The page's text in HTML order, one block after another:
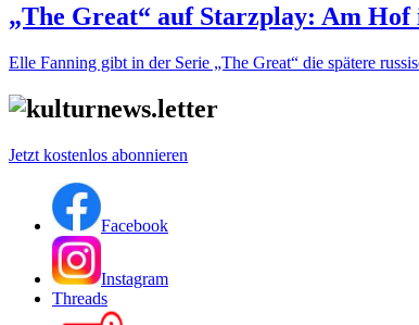
„The Great“ auf Starzplay: Am Hof
Elle Fanning gibt in der Serie „The Great“ die spätere
Jetzt kostenlos abonnieren
Facebook
Instagram
Threads